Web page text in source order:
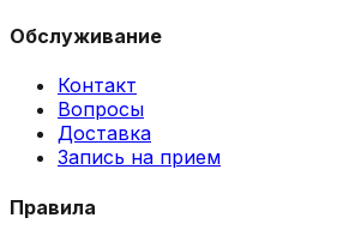
Обслуживание
Контакт
Вопросы
Доставка
Запись на прием
Правила